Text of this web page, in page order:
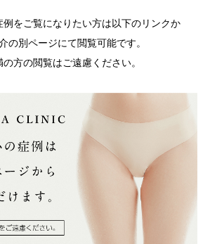
例をご覧になりたい方は以下のリンクか
の別ページにて閲覧可能です。
方の閲覧はご遠慮ください。